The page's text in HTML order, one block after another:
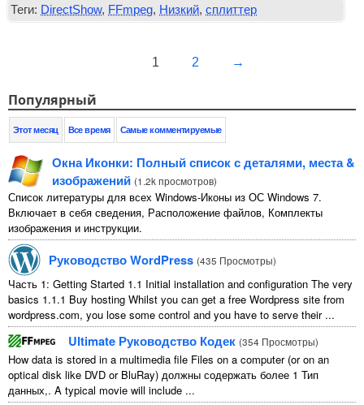
Теги: DirectShow, FFmpeg, Низкий,сплиттер
1 2 →
Популярный
Этот месяц Все время Самые комментируемые
Окна Иконки: Полный список с деталями, места &
изображений (1.2k просмотров)
Список литературы для всех Windows-Иконы из ОС Windows 7.
Включает в себя сведения, Расположение файлов, Комплекты
изображения и инструкции.
Руководство WordPress (435 Просмотры)
Часть 1: Getting Started 1.1 Initial installation and configuration The very
basics 1.1.1 Buy hosting Whilst you can get a free Wordpress site from
wordpress.com, you lose some control and you have to serve their...
Ultimate Руководство Кодек (354 Просмотры)
How data is stored in a multimedia file Files on a computer(or on an
optical disk like DVD or BluRay) должны содержать более 1 Тип
данных,. A typical movie will include ...